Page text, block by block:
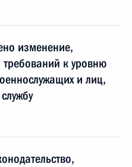
изменение,
к уровню
и лиц,